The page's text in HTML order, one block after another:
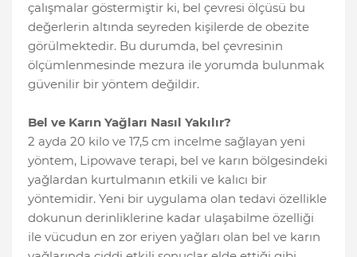
çalışmalar göstermiştir ki, bel çevresi ölçüsü bu
değerlerin altında seyreden kişilerde de obezite
görülmektedir. Bu durumda, bel çevresinin
ölçümlenmesinde mezura ile yorumda bulunmak
güvenilir bir yöntem değildir.
Bel ve Karın Yağları Nasıl Yakılır?
2 ayda 20 kilo ve 17,5 cm incelme sağlayan yeni
yöntem, Lipowave terapi, bel ve karın bölgesindeki
yağlardan kurtulmanın etkili ve kalıcı bir
yöntemidir. Yeni bir uygulama olan tedavi özellikle
dokunun derinliklerine kadar ulaşabilme özelliği
ile vücudun en zor eriyen yağları olan bel ve karın